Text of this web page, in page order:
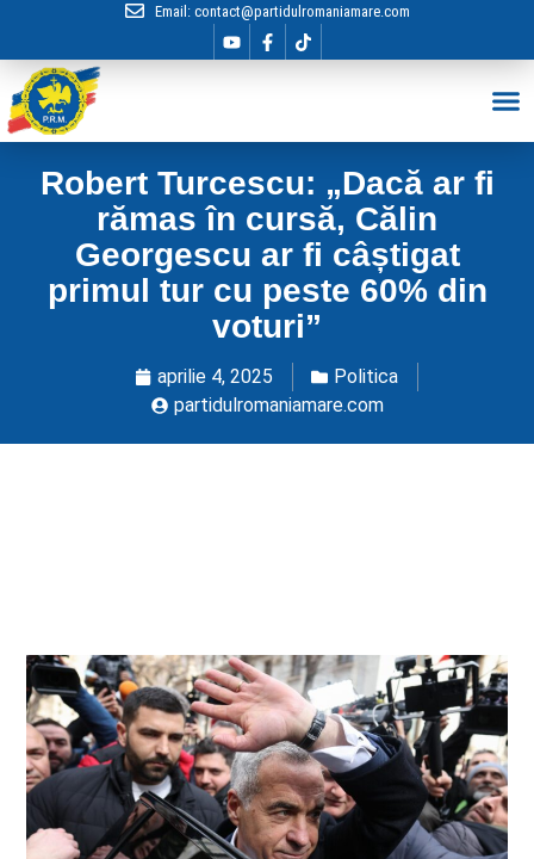
Email: contact@partidulromaniamare.com
Robert Turcescu: „Dacă ar fi
rămas în cursă, Călin
Georgescu ar fi câștigat
primul tur cu peste 60% din
voturi”
aprilie 4, 2025
Politica
partidulromaniamare.com